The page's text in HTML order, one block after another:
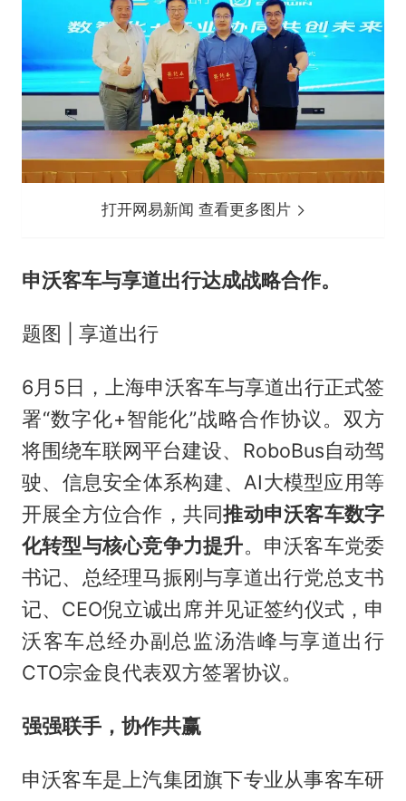
打开网易新闻 查看更多图片
申沃客车与享道出行达成战略合作。
题图 | 享道出行
6月5日，上海申沃客车与享道出行正式签
署“数字化+智能化”战略合作协议。双方
将围绕车联网平台建设、RoboBus自动驾
驶、信息安全体系构建、AI大模型应用等
开展全方位合作，共同推动申沃客车数字
化转型与核心竞争力提升。申沃客车党委
书记、总经理马振刚与享道出行党总支书
记、CEO倪立诚出席并见证签约仪式，申
沃客车总经办副总监汤浩峰与享道出行
CTO宗金良代表双方签署协议。
强强联手，协作共赢
申沃客车是上汽集团旗下专业从事客车研